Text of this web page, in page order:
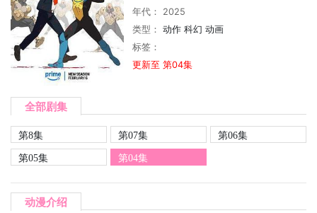
年代： 2025
类型：动作 科幻 动画
标签：
更新至 第04集
全部剧集
第8集 第07集
第06集
第05集
第04集
动漫介绍